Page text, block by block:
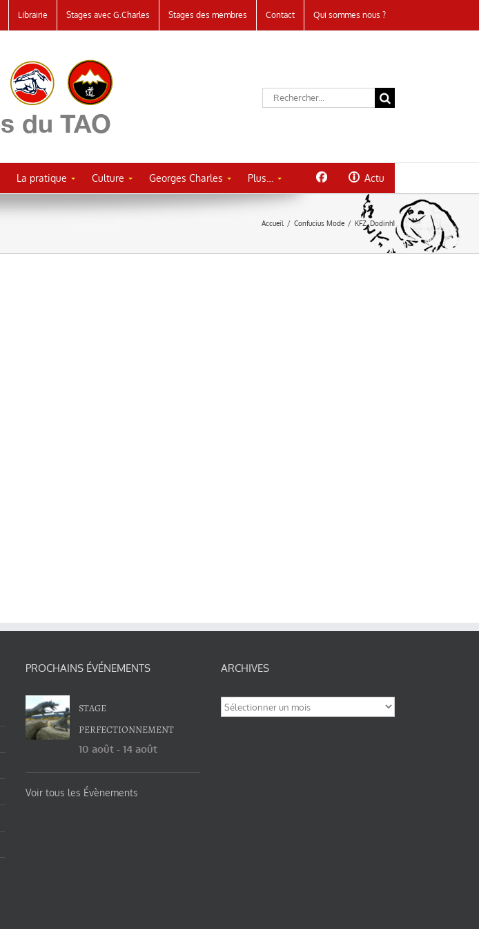
Librairie Stages avec G.Charles Stages des membres Contact Qui sommes nous ?
Rechercher:
La pratique Culture Georges Charles Plus… Actu
Accueil / Confucius Mode / KFZ_Dodinh1
PROCHAINS ÉVÉNEMENTS
STAGE
PERFECTIONNEMENT
10 août - 14 août
Voir tous les Évènements
ARCHIVES
Archives